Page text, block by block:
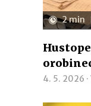
2 min
4. 5. 2026 ·